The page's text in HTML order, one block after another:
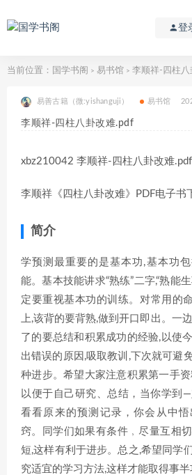
登
当前位置： 国学书阁 > 易书馆 > 李顺祥-四柱
易善古籍（微:yishanguji） 易书馆
李顺祥-四柱八卦改难.pdf
xbz210042 李顺祥-四柱八卦改难.pdf
李顺祥《四柱八卦改难》PDF电子书
简介
学预测最重要的是基本功,基本功
能。基本技能讲求“熟练”二字,“熟能
定要重视基本功的训练。对常用的
上,该背的要背熟,做到开口即出。一
了的要总结和积累成功的经验,以使
出错误的原因,吸取教训,下次就可避
种进步。希望大家注意积累第一手
以便于自己研究、总结，当你学到
看看原来的预测记录，你会从中
窍。同学们如果有条件﹐尽量互相
短,这样有利于进步。总之,希望同学
究适宜的学习方法,这样才能取得事半